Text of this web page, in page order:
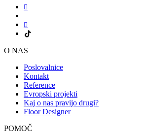
O NAS
Poslovalnice
Kontakt
Reference
Evropski projekti
Kaj o nas pravijo drugi?
Floor Designer
POMOČ